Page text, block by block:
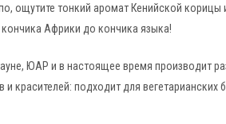
ощутите тонкий аромат Кенийской
Африки до кончика языка!
ЮАР и в настоящее время
красителей: подходит для вегетарианских